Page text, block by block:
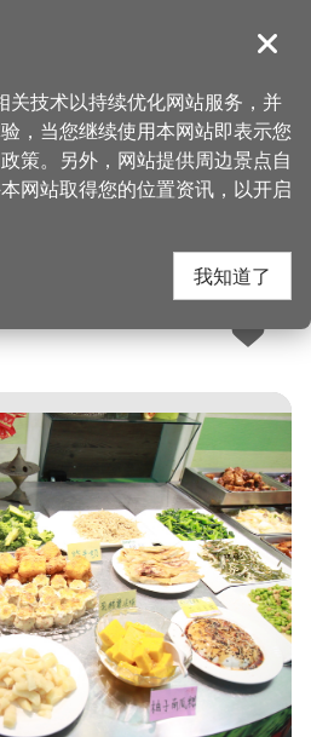
導覽
> 美食快搜
食自助餐厅
人气：5611
关闭
技术以持续优化网站服务，并
，当您继续使用本网站即表示您
策。另外，网站提供周边景点自
网站取得您的位置资讯，以开启
我知道了